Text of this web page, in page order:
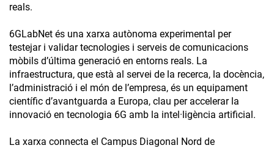
reals.
6GLabNet és una xarxa autònoma experimental per
testejar i validar tecnologies i serveis de comunicacions
mòbils d’última generació en entorns reals. La
infraestructura, que està al servei de la recerca, la docència,
l’administració i el món de l’empresa, és un equipament
científic d’avantguarda a Europa, clau per accelerar la
innovació en tecnologia 6G amb la intel·ligència artificial.
La xarxa connecta el Campus Diagonal Nord de